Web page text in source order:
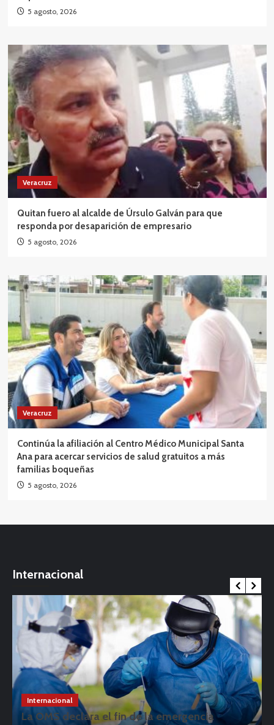
5 agosto, 2026
Veracruz
Quitan fuero al alcalde de Úrsulo Galván para que
responda por desaparición de empresario
5 agosto, 2026
Veracruz
Continúa la afiliación al Centro Médico Municipal Santa
Ana para acercar servicios de salud gratuitos a más
familias boqueñas
5 agosto, 2026
Internacional
Internacional
La OMS declara el fin de la emergencia